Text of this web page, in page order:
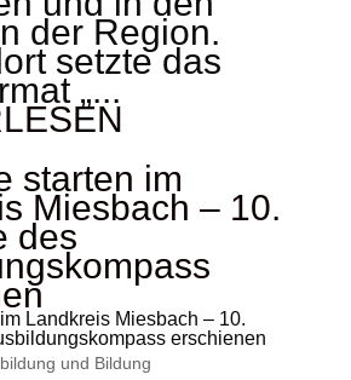
der Region.
setzte das
„...
Landkreis Miesbach – 10.
erschienen
und Bildung